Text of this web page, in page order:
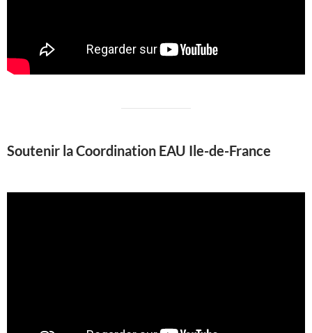
Soutenir la Coordination EAU Ile-de-France